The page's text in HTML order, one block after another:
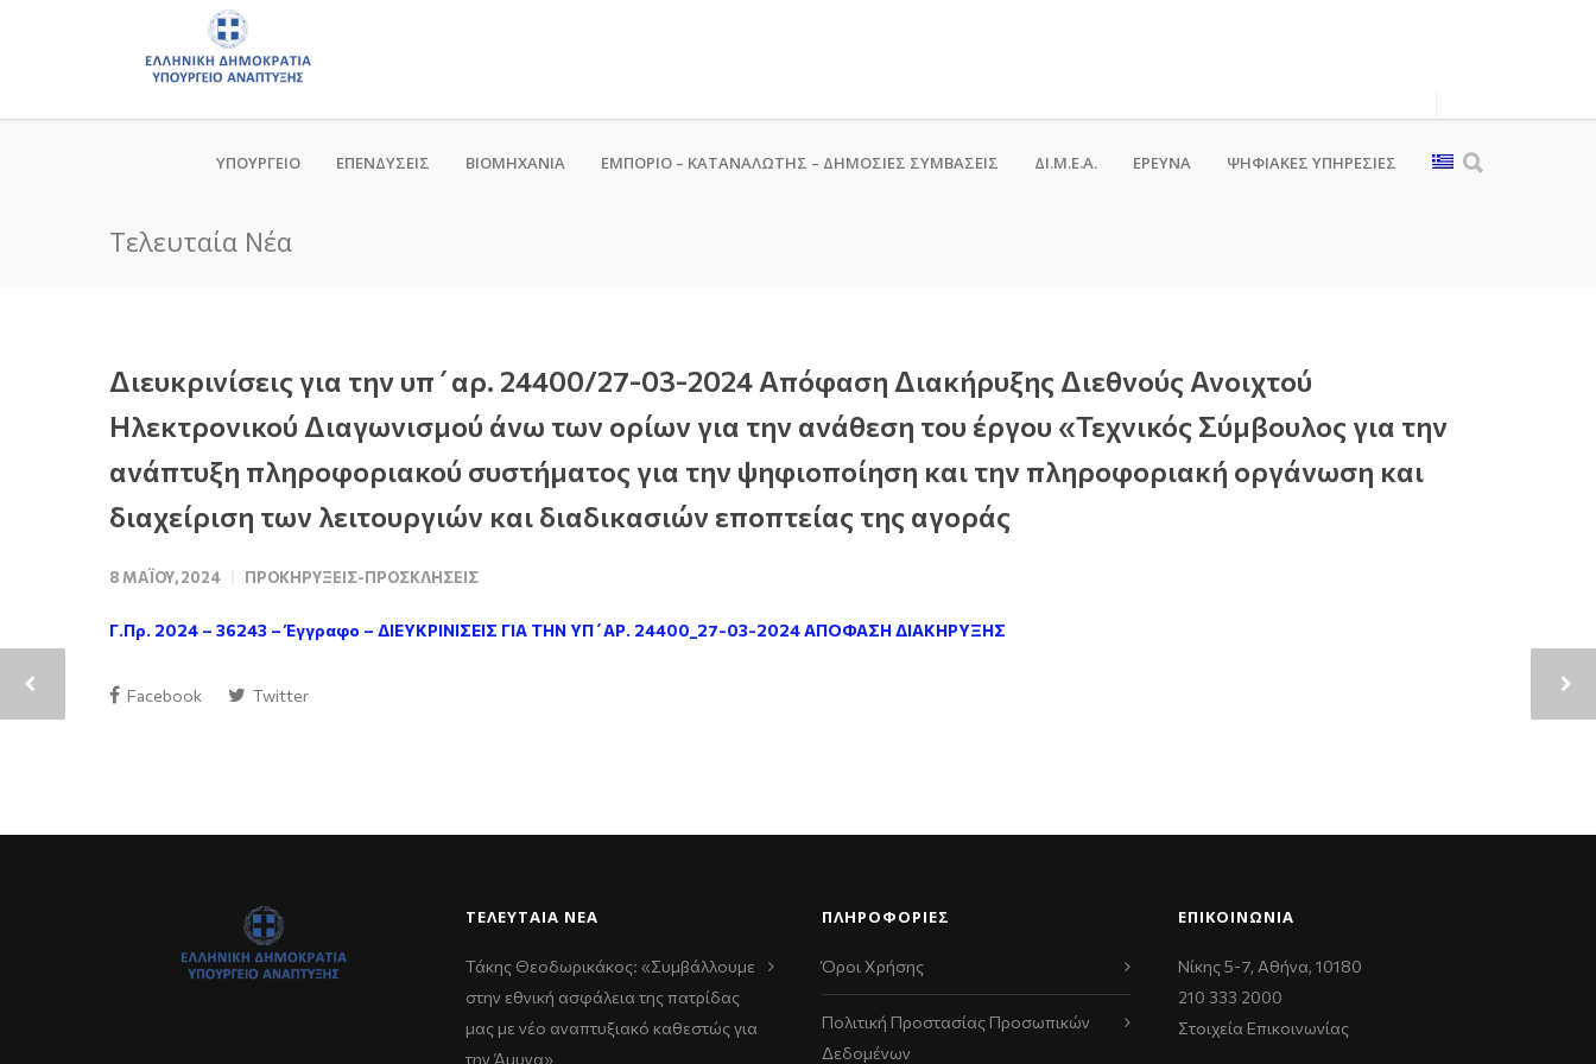
ΥΠΟΥΡΓΕΙΟ ΕΠΕΝΔΥΣΕΙΣ ΒΙΟΜΗΧΑΝΙΑ ΕΜΠΟΡΙΟ – ΚΑΤΑΝΑΛΩΤΗΣ – ΔΗΜΟΣΙΕΣ ΣΥΜΒΑΣΕΙΣ ΔΙ.Μ.Ε.Α. ΕΡΕΥΝΑ ΨΗΦΙΑΚΈΣ ΥΠΗΡΕΣΊΕΣ
Τελευταία Νέα
Διευκρινίσεις για την υπ΄αρ. 24400/27-03-2024 Απόφαση Διακήρυξης Διεθνούς Ανοιχτού
Ηλεκτρονικού Διαγωνισμού άνω των ορίων για την ανάθεση του έργου «Τεχνικός Σύμβουλος για την
ανάπτυξη πληροφοριακού συστήματος για την ψηφιοποίηση και την πληροφοριακή οργάνωση και
διαχείριση των λειτουργιών και διαδικασιών εποπτείας της αγοράς
8 ΜΑΪ́ΟΥ, 2024 ΠΡΟΚΗΡΎΞΕΙΣ-ΠΡΟΣΚΛΉΣΕΙΣ
Γ.Πρ. 2024 – 36243 – Έγγραφο – ΔΙΕΥΚΡΙΝΙΣΕΙΣ ΓΙΑ ΤΗΝ ΥΠ΄ΑΡ. 24400_27-03-2024 ΑΠΟΦΑΣΗ ΔΙΑΚΗΡΥΞΗΣ
Facebook Twitter
ΤΕΛΕΥΤΑΊΑ ΝΈΑ
Τάκης Θεοδωρικάκος: «Συμβάλλουμε
στην εθνική ασφάλεια της πατρίδας
μας με νέο αναπτυξιακό καθεστώς για
την Άμυνα»
ΠΛΗΡΟΦΟΡΙΕΣ
Όροι Χρήσης
Πολιτική Προστασίας Προσωπικών
Δεδομένων
ΕΠΙΚΟΙΝΩΝΊΑ
Νίκης 5-7, Αθήνα, 10180
210 333 2000
Στοιχεία Επικοινωνίας